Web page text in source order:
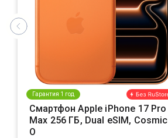
Гарантия 1 год
Смартфон Apple iPhone 17 Pro
Max 256 ГБ, Dual eSIM, Cosmic
O